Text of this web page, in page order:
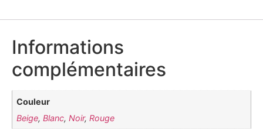
Informations
complémentaires
Couleur
Beige,Blanc,Noir,Rouge